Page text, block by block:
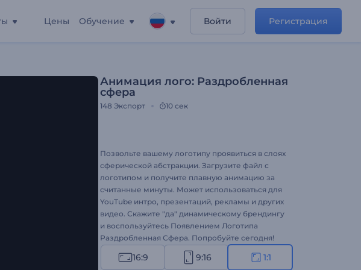
Цены Обучение Войти Регистрация
Анимация лого: Раздробленная
сфера
148 Экспорт 10 сек
Позвольте вашему логотипу проявиться в слоях
сферической абстракции. Загрузите файл с
логотипом и получите плавную анимацию за
считанные минуты. Может использоваться для
YouTube интро, презентаций, рекламы и других
видео. Скажите "да" динамическому брендингу
и воспользуйтесь Появлением Логотипа
Раздробленная Сфера. Попробуйте сегодня!
16:9 9:16 1:1